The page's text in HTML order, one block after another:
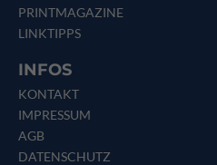
PRINTMAGAZINE
LINKTIPPS
INFOS
KONTAKT
IMPRESSUM
AGB
DATENSCHUTZ